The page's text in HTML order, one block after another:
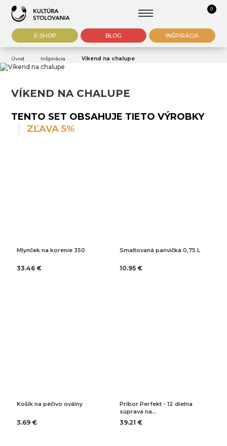
0
E-SHOP BLOG INŠPIRÁCIA
Úvod Inšpirácia Víkend na chalupe
VÍKEND NA CHALUPE
TENTO SET OBSAHUJE TIETO VÝROBKY
ZĽAVA 5%
Mlynček na korenie 350
33.46 €
Smaltovaná panvička 0,75 L
10.95 €
Košík na pečivo oválny
3.69 €
Príbor Perfekt - 12 dielna
súprava na…
39.21 €